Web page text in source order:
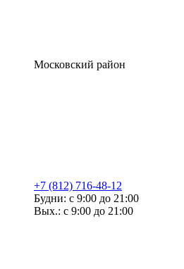
Московский район
+7 (812) 716-48-12
Будни: с 9:00 до 21:00
Вых.: с 9:00 до 21:00